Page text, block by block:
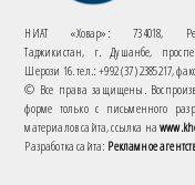
НИАТ «Ховар»: 734018,
Таджикистан, г. Душанбе,
Шерози 16. тел.: +992 (37) 2385217,
© Все права защищены.
форме только с письменного
материалов сайта, ссылка на
Разработка сайта: Рекламное